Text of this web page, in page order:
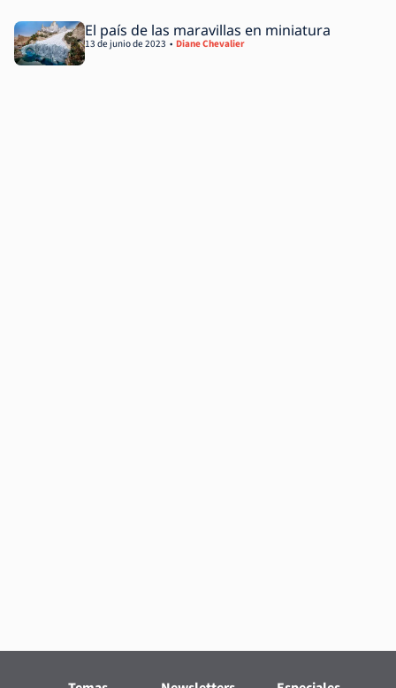
El país de las maravillas en miniatura
Diane Chevalier
13 de junio de 2023